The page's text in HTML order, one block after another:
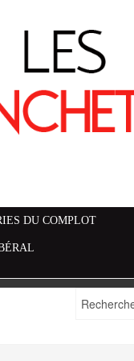
DU COMPLOT